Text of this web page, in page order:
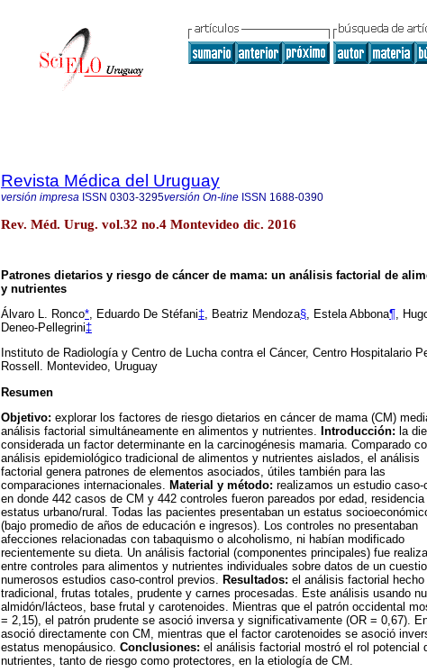
Revista Médica del Uruguay
versión impresa ISSN 0303-3295versión On-line ISSN 1688-0390
Rev. Méd. Urug. vol.32 no.4 Montevideo dic. 2016
Patrones dietarios y riesgo de cáncer de mama: un análisis factorial de
y nutrientes
Álvaro L. Ronco*, Eduardo De Stéfani‡, Beatriz Mendoza§, Estela Abbona¶,
Deneo-Pellegrini‡
Instituto de Radiología y Centro de Lucha contra el Cáncer, Centro Hospitalario
Rossell. Montevideo, Uruguay
Resumen
Objetivo: explorar los factores de riesgo dietarios en cáncer de mama (CM)
análisis factorial simultáneamente en alimentos y nutrientes.
Introducción: la
considerada un factor determinante en la carcinogénesis mamaria. Comparado
análisis epidemiológico tradicional de alimentos y nutrientes aislados, el análisis
factorial genera patrones de elementos asociados, útiles también para las
comparaciones internacionales.
Material y método: realizamos un estudio caso-
en donde 442 casos de CM y 442 controles fueron pareados por edad,
estatus urbano/rural. Todas las pacientes presentaban un estatus
(bajo promedio de años de educación e ingresos). Los controles no presentaban
afecciones relacionadas con tabaquismo o alcoholismo, ni habían modificado
recientemente su dieta. Un análisis factorial (componentes principales) fue
entre controles para alimentos y nutrientes individuales sobre datos de un
numerosos estudios caso-control previos.
Resultados: el análisis factorial
tradicional, frutas totales, prudente y carnes procesadas. Este análisis usando
almidón/lácteos, base frutal y carotenoides. Mientras que el patrón occidental
= 2,15), el patrón prudente se asoció inversa y significativamente (OR = 0,67).
asoció directamente con CM, mientras que el factor carotenoides se asoció
estatus menopáusico. Conclusiones: el análisis factorial mostró el rol potencial
nutrientes, tanto de riesgo como protectores, en la etiología de CM.